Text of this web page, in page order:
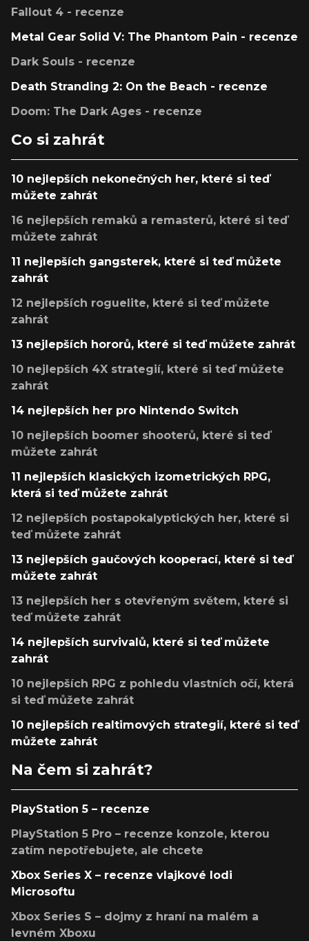
Fallout 4 - recenze
Metal Gear Solid V: The Phantom Pain - recenze
Dark Souls - recenze
Death Stranding 2: On the Beach - recenze
Doom: The Dark Ages - recenze
Co si zahrát
10 nejlepších nekonečných her, které si teď
můžete zahrát
16 nejlepších remaků a remasterů, které si teď
můžete zahrát
11 nejlepších gangsterek, které si teď můžete
zahrát
12 nejlepších roguelite, které si teď můžete
zahrát
13 nejlepších hororů, které si teď můžete zahrát
10 nejlepších 4X strategií, které si teď můžete
zahrát
14 nejlepších her pro Nintendo Switch
10 nejlepších boomer shooterů, které si teď
můžete zahrát
11 nejlepších klasických izometrických RPG,
která si teď můžete zahrát
12 nejlepších postapokalyptických her, které si
teď můžete zahrát
13 nejlepších gaučových kooperací, které si teď
můžete zahrát
13 nejlepších her s otevřeným světem, které si
teď můžete zahrát
14 nejlepších survivalů, které si teď můžete
zahrát
10 nejlepších RPG z pohledu vlastních očí, která
si teď můžete zahrát
10 nejlepších realtimových strategií, které si teď
můžete zahrát
Na čem si zahrát?
PlayStation 5 – recenze
PlayStation 5 Pro – recenze konzole, kterou
zatím nepotřebujete, ale chcete
Xbox Series X – recenze vlajkové lodi
Microsoftu
Xbox Series S – dojmy z hraní na malém a
levném Xboxu